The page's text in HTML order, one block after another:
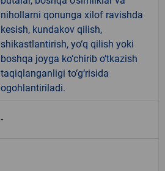
nihollarni qonunga xilof ravishda
kesish, kundakov qilish,
shikastlantirish, yo‘q qilish yoki
boshqa joyga ko‘chirib o‘tkazish
taqiqlanganligi to‘g‘risida
ogohlantiriladi.
-